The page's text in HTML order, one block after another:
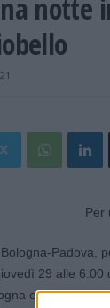
notte
Padova,
29 alle 6:00
e in uscita